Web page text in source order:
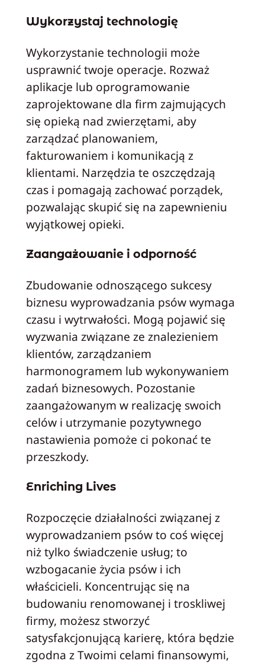
Wykorzystaj technologię
Wykorzystanie technologii może
usprawnić twoje operacje. Rozważ
aplikacje lub oprogramowanie
zaprojektowane dla firm zajmujących
się opieką nad zwierzętami, aby
zarządzać planowaniem,
fakturowaniem i komunikacją z
klientami. Narzędzia te oszczędzają
czas i pomagają zachować porządek,
pozwalając skupić się na zapewnieniu
wyjątkowej opieki.
Zaangażowanie i odporność
Zbudowanie odnoszącego sukcesy
biznesu wyprowadzania psów wymaga
czasu i wytrwałości. Mogą pojawić się
wyzwania związane ze znalezieniem
klientów, zarządzaniem
harmonogramem lub wykonywaniem
zadań biznesowych. Pozostanie
zaangażowanym w realizację swoich
celów i utrzymanie pozytywnego
nastawienia pomoże ci pokonać te
przeszkody.
Enriching Lives
Rozpoczęcie działalności związanej z
wyprowadzaniem psów to coś więcej
niż tylko świadczenie usług; to
wzbogacanie życia psów i ich
właścicieli. Koncentrując się na
budowaniu renomowanej i troskliwej
firmy, możesz stworzyć
satysfakcjonującą karierę, która będzie
zgodna z Twoimi celami finansowymi,